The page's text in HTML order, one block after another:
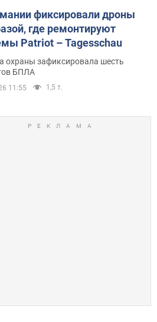
фиксировали дроны
где ремонтируют
Patriot – Tagesschau
охраны зафиксировала шесть
БПЛА
11:55 1,5 т.